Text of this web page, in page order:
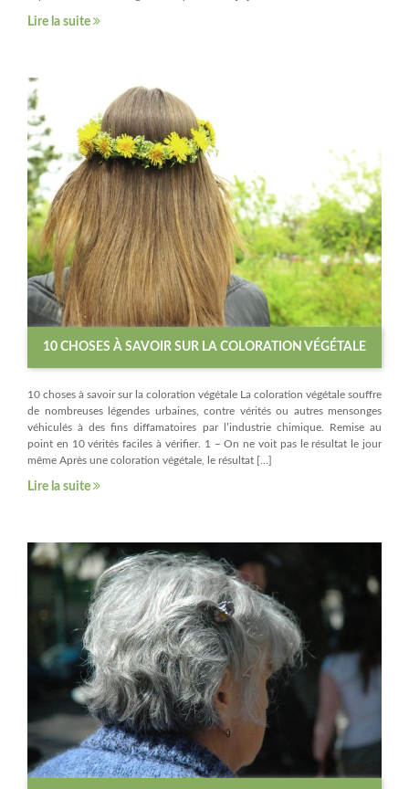
Lire la suite
10 CHOSES À SAVOIR SUR LA COLORATION VÉGÉTALE
10 choses à savoir sur la coloration végétale La coloration végétale souffre
de nombreuses légendes urbaines, contre vérités ou autres mensonges
véhiculés à des fins diffamatoires par l’industrie chimique. Remise au
point en 10 vérités faciles à vérifier. 1 – On ne voit pas le résultat le jour
même Après une coloration végétale, le résultat […]
Lire la suite